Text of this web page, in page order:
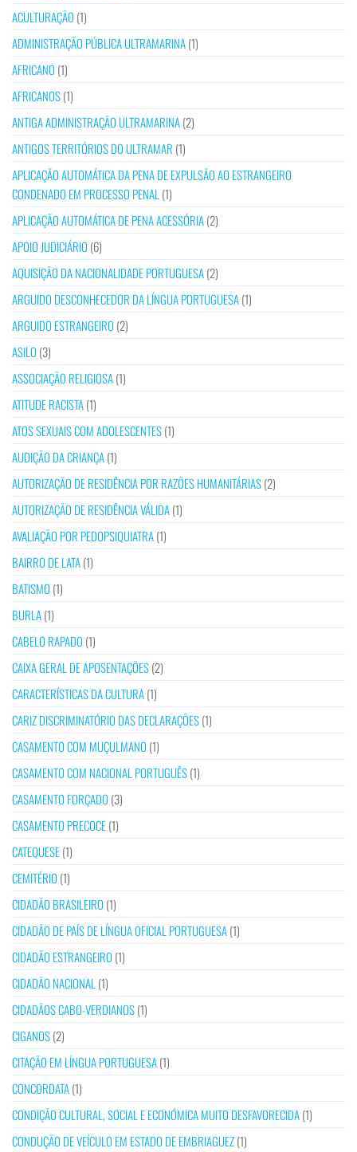
ACULTURAÇÃO (1)
ADMINISTRAÇÃO PÚBLICA ULTRAMARINA(1)
AFRICANO (1)
AFRICANOS(1)
ANTIGA ADMINISTRAÇÃO ULTRAMARINA(2)
ANTIGOS TERRITÓRIOS DO ULTRAMAR (1)
APLICAÇÃO AUTOMÁTICA DA PENA DE EXPULSÃO AO ESTRANGEIRO
CONDENADO EM PROCESSO PENAL (1)
APLICAÇÃO AUTOMÁTICA DE PENA ACESSÓRIA(2)
APOIO JUDICIÁRIO (6)
AQUISIÇÃO DA NACIONALIDADE PORTUGUESA(2)
ARGUIDO DESCONHECEDOR DA LÍNGUA PORTUGUESA(1)
ARGUIDO ESTRANGEIRO (2)
ASILO (3)
ASSOCIAÇÃO RELIGIOSA(1)
ATITUDE RACISTA(1)
ATOS SEXUAIS COM ADOLESCENTES(1)
AUDIÇÃO DA CRIANÇA(1)
AUTORIZAÇÃO DE RESIDÊNCIA POR RAZÕES HUMANITÁRIAS(2)
AUTORIZAÇÃO DE RESIDÊNCIA VÁLIDA(1)
AVALIAÇÃO POR PEDOPSIQUIATRA(1)
BAIRRO DE LATA(1)
BATISMO (1)
BURLA(1)
CABELO RAPADO (1)
CAIXA GERAL DE APOSENTAÇÕES(2)
CARACTERÍSTICAS DA CULTURA(1)
CARIZ DISCRIMINATÓRIO DAS DECLARAÇÕES(1)
CASAMENTO COM MUÇULMANO (1)
CASAMENTO COM NACIONAL PORTUGUÊS(1)
CASAMENTO FORÇADO (3)
CASAMENTO PRECOCE(1)
CATEQUESE(1)
CEMITÉRIO (1)
CIDADÃO BRASILEIRO (1)
CIDADÃO DE PAÍS DE LÍNGUA OFICIAL PORTUGUESA(1)
CIDADÃO ESTRANGEIRO (1)
CIDADÃO NACIONAL (1)
CIDADÃOS CABO-VERDIANOS(1)
CIGANOS(2)
CITAÇÃO EM LÍNGUA PORTUGUESA(1)
CONCORDATA(1)
CONDIÇÃO CULTURAL, SOCIAL E ECONÓMICA MUITO DESFAVORECIDA(1)
CONDUÇÃO DE VEÍCULO EM ESTADO DE EMBRIAGUEZ(1)